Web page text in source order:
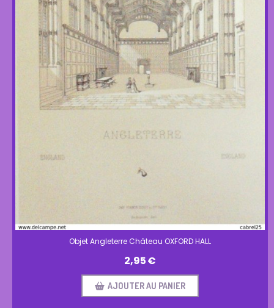
Objet Angleterre Château OXFORD HALL
2,95€
AJOUTER AU PANIER